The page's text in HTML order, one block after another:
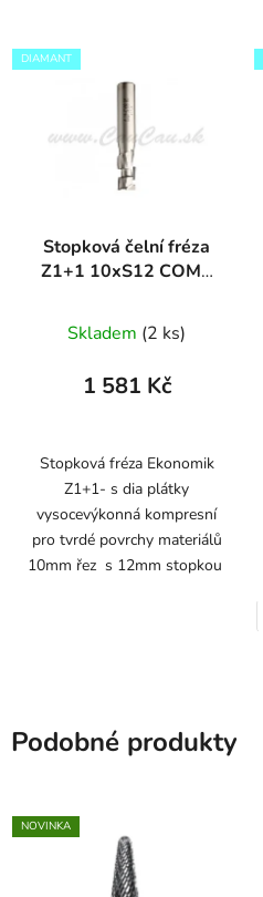
DIAMANT
Stopková čelní fréza
Z1+1 10xS12 COMP
Skladem (2 ks)
1 581 Kč
Stopková fréza Ekonomik
Z1+1- s dia plátky
vysocevýkonná kompresní
pro tvrdé povrchy materiálů
10mm řez s 12mm stopkou
Podobné produkty
NOVINKA